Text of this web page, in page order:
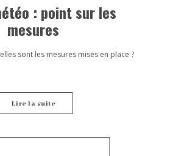
: point sur les
mesures
sont les mesures mises en place ?
Lire la suite